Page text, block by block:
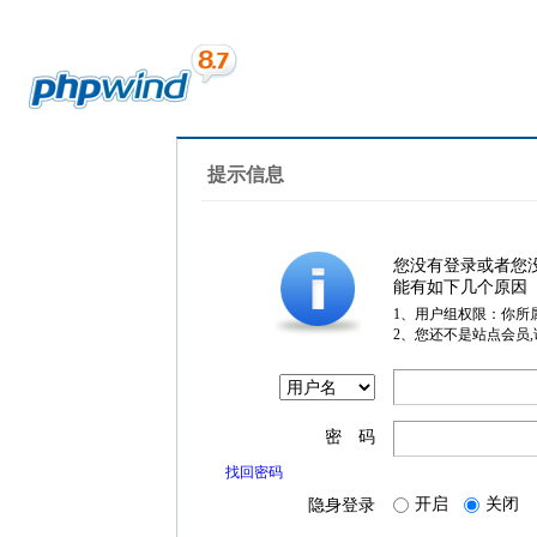
提示信息
您没有登录或者您
能有如下几个原因
1、用户组权限：你所
2、您还不是站点会员
密 码
找回密码
隐身登录 开启 关闭